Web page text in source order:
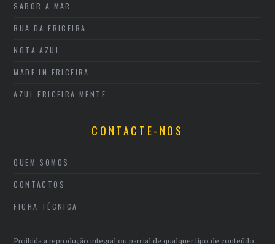
SABOR A MAR
RUA DA ERICEIRA
NOTA AZUL
MADE IN ERICEIRA
AZUL ERICEIRA MENTE
CONTACTE-NOS
QUEM SOMOS
CONTACTOS
FICHA TÉCNICA
Proibida a reprodução integral ou parcial de qualquer tipo de conteúdo